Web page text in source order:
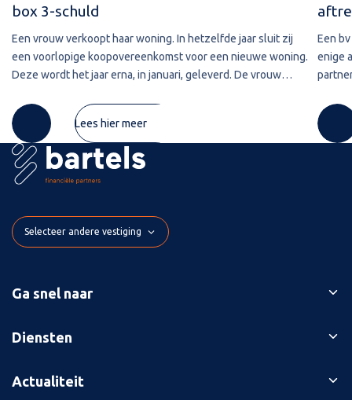
box 3-schuld
Een vrouw verkoopt haar woning. In hetzelfde jaar sluit zij
een voorlopige koopovereenkomst voor een nieuwe woning.
Deze wordt het jaar erna, in januari, geleverd. De vrouw
derdengeldrekening van
Lees hier meer
Een
enige
Selecteer andere vestiging
Ga snel naar
Ons verhaal
Succesverhalen
Diensten
Bedrijfsopvolging
Actualiteit